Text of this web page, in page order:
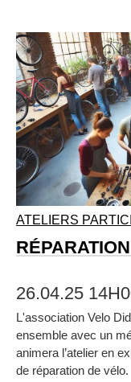
ATELIERS
26.04.25
L'association Velo
ensemble avec un
animera l’atelier en
de réparation de vélo.